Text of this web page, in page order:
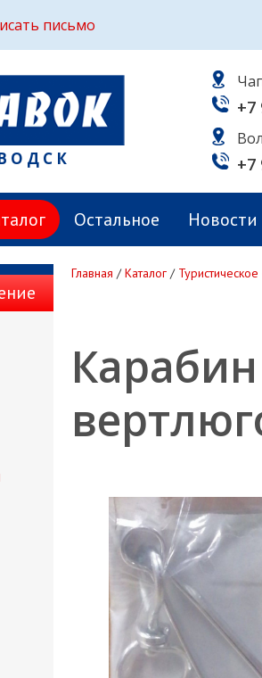
письмо
+7
+7
Остальное Новости
Главная /Каталог /